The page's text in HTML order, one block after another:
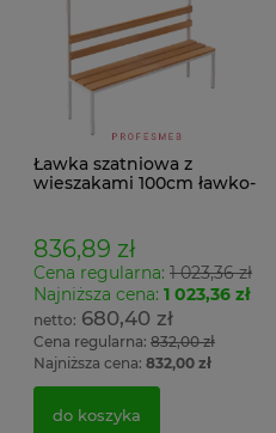
Ławka szatniowa z
wieszakami 100cm ławko-
836,89 zł
Cena regularna: 1 023,36 zł
Najniższa cena: 1 023,36 zł
680,40 zł
Cena regularna: 832,00 zł
Najniższa cena: 832,00 zł
do koszyka